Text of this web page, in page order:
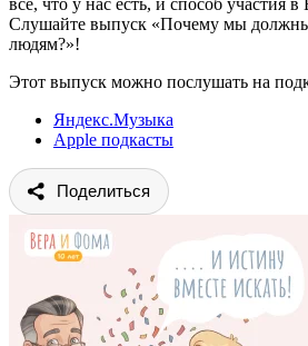
всё, что у нас есть, и способ участия в
Слушайте выпуск «Почему мы
людям?»!
Этот выпуск можно послушать на
Яндекс.Музыка
Apple подкасты
Поделиться